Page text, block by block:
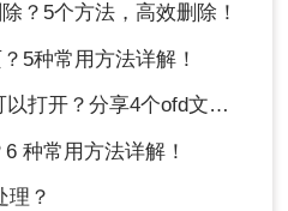
移动，或者还解决不了问
。进入「开始」-「段
」，勾选「隐藏」，最后
空白页就消失不见了。
？5个方法，高效删除！
5种常用方法详解！
分享4个ofd文件打开方法！
种常用方法详解！
理？